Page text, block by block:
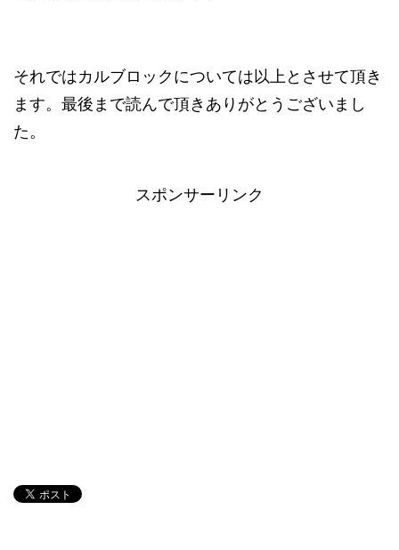
それではカルブロックについては以上とさせて頂き
ます。最後まで読んで頂きありがとうございまし
た。
スポンサーリンク